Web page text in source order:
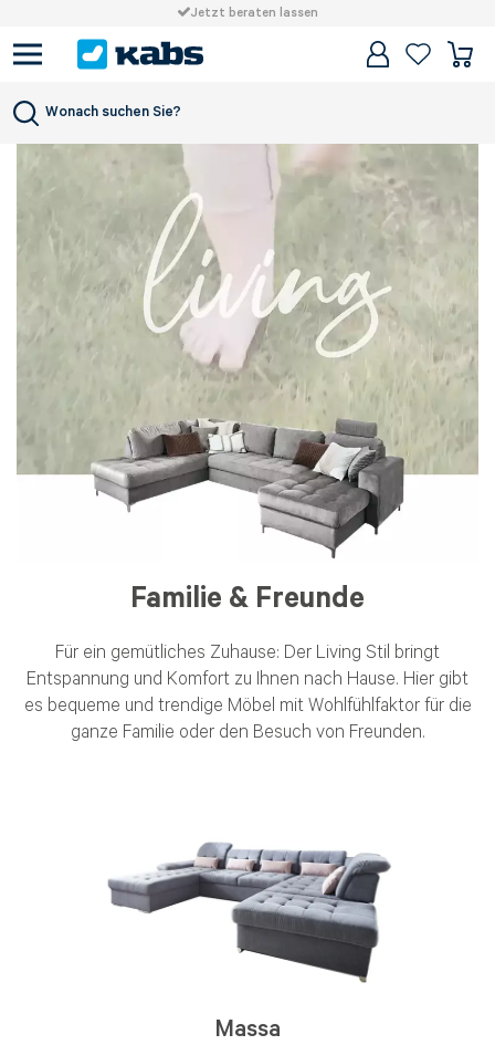
Jetzt beraten lassen
Familie & Freunde
Für ein gemütliches Zuhause: Der Living Stil bringt
Entspannung und Komfort zu Ihnen nach Hause. Hier gibt
es bequeme und trendige Möbel mit Wohlfühlfaktor für die
ganze Familie oder den Besuch von Freunden.
Massa